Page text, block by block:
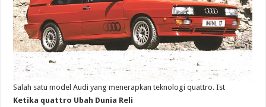
Salah satu model Audi yang menerapkan teknologi quattro. Ist
Ketika quattro Ubah Dunia Reli